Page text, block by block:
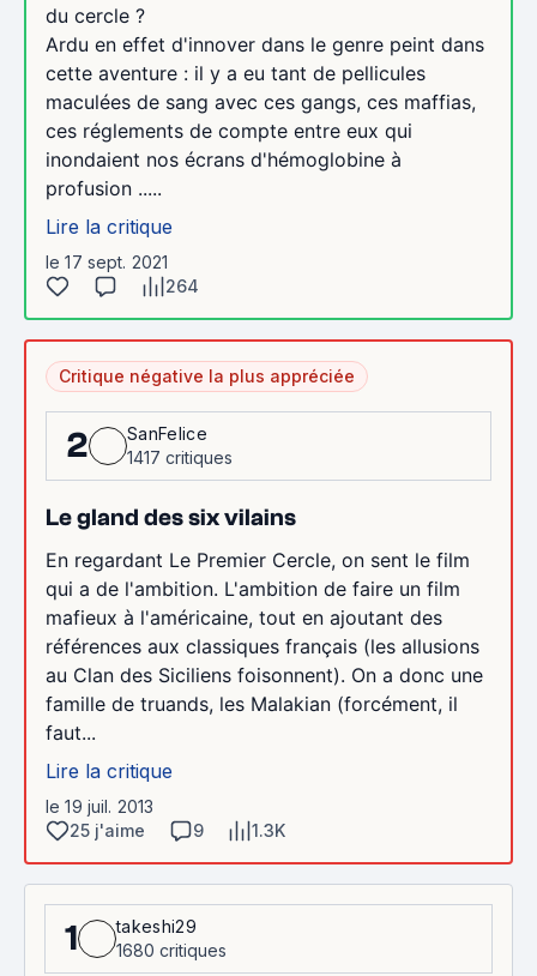
du cercle ?
Ardu en effet d'innover dans le genre peint dans
cette aventure : il y a eu tant de pellicules
maculées de sang avec ces gangs, ces maffias,
ces réglements de compte entre eux qui
inondaient nos écrans d'hémoglobine à
profusion .....
Lire la critique
le 17 sept. 2021
264
Critique négative la plus appréciée
2
SanFelice
1417 critiques
Le gland des six vilains
En regardant Le Premier Cercle, on sent le film
qui a de l'ambition. L'ambition de faire un film
mafieux à l'américaine, tout en ajoutant des
références aux classiques français (les allusions
au Clan des Siciliens foisonnent). On a donc une
famille de truands, les Malakian (forcément, il
faut...
Lire la critique
le 19 juil. 2013
25 j'aime
9 1.3K
1
takeshi29
1680 critiques